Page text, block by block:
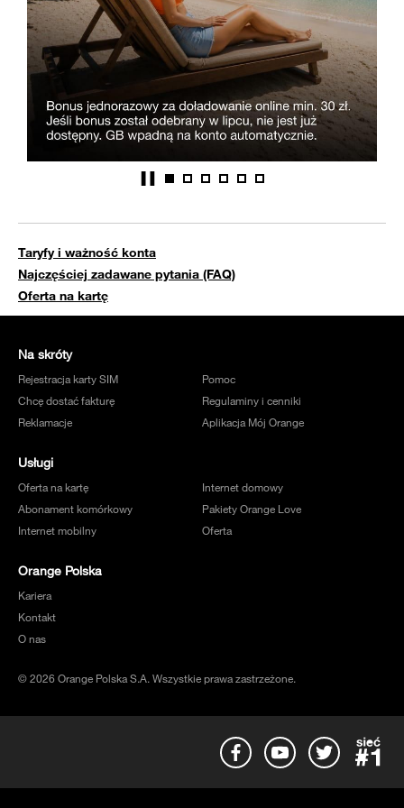
Taryfy i ważność konta
Najczęściej zadawane pytania (FAQ)
Oferta na kartę
Na skróty
Rejestracja karty SIM
Chcę dostać fakturę
Reklamacje
Pomoc
Regulaminy i cenniki
Aplikacja Mój Orange
Usługi
Oferta na kartę
Abonament komórkowy
Internet mobilny
Internet domowy
Pakiety Orange Love
Oferta
Orange Polska
Kariera
Kontakt
O nas
© 2026 Orange Polska S.A. Wszystkie prawa zastrzeżone.